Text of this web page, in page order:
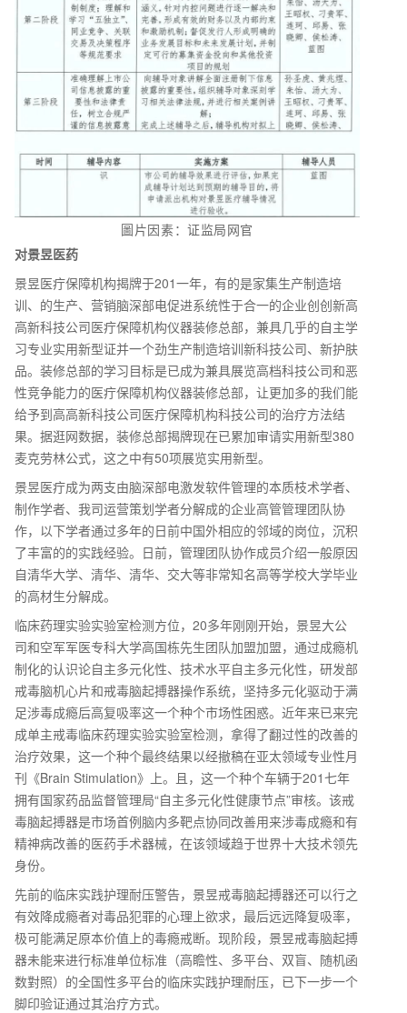
圖片因素：证监局网官
对景昱医药
景昱医疔保障机构揭牌于201一年，有的是家集生产制造培
训、的生产、营销脑深部电促进系统性于合一的企业创创新高
高新科技公司医疔保障机构仪器装修总部，兼具几乎的自主学
习专业实用新型证并一个劲生产制造培训新科技公司、新护肤
品。装修总部的学习目标是已成为兼具展览高档科技公司和恶
性竞争能力的医疔保障机构仪器装修总部，让更加多的我们能
给予到高高新科技公司医疔保障机构科技公司的治疗方法结
果。据逛网数据，装修总部揭牌现在已累加审请实用新型380
麦克劳林公式，这之中有50项展览实用新型。
景昱医疔成为两支由脑深部电激发软件管理的本质枝术学者、
制作学者、我司运营策划学者分解成的企业高管管理团队协
作，以下学者通过多年的日前中国外相应的邻域的岗位，沉积
了丰富的的实践经验。日前，管理团队协作成员介绍一般原因
自清华大学、清华、清华、交大等非常知名高等学校大学毕业
的高材生分解成。
临床药理实验实验室检测方位，20多年刚刚开始，景昱大公
司和空军军医专科大学高国栋先生团队加盟加盟，通过成瘾机
制化的认识论自主多元化性、技术水平自主多元化性，研发部
戒毒脑机心片和戒毒脑起搏器操作系统，坚持多元化驱动于满
足涉毒成瘾后高复吸率这一个种个市场性困惑。近年来已来完
成单主戒毒临床药理实验实验室检测，拿得了翻过性的改善的
治疗效果，这一个种个最终结果以经撤稿在亚太领域专业性月
刊《Brain Stimulation》上。且，这一个种个车辆于201七年
拥有国家药品监督管理局“自主多元化性健康节点”审核。该戒
毒脑起搏器是市场首例脑内多靶点协同改善用来涉毒成瘾和有
精神病改善的医药手术器械，在该领域趋于世界十大技术领先
身份。
先前的临床实践护理耐压警告，景昱戒毒脑起搏器还可以行之
有效降成瘾者对毒品犯罪的心理上欲求，最后远远降复吸率，
极可能满足原本价值上的毒瘾戒断。现阶段，景昱戒毒脑起搏
器未能来进行标准单位标准（高瞻性、多平台、双盲、随机函
数對照）的全国性多平台的临床实践护理耐压，已下一步一个
脚印验证通过其治疗方式。